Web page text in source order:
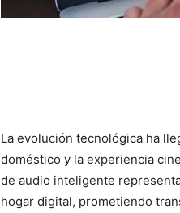
La evolución tecnológica ha
doméstico y la experiencia
de audio inteligente
hogar digital, prometiendo